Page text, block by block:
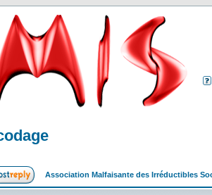
Association Malfaisante des Irréductibles